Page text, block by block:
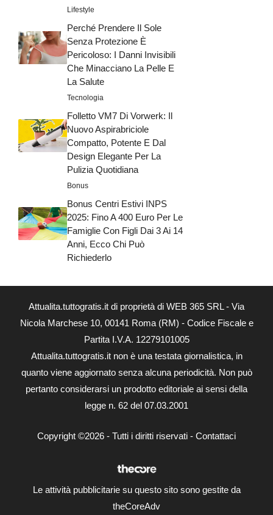
Lifestyle
Perché Prendere Il Sole
Senza Protezione È
Pericoloso: I Danni Invisibili
Che Minacciano La Pelle E
La Salute
Tecnologia
Folletto VM7 Di Vorwerk: Il
Nuovo Aspirabriciole
Compatto, Potente E Dal
Design Elegante Per La
Pulizia Quotidiana
Bonus
Bonus Centri Estivi INPS
2025: Fino A 400 Euro Per Le
Famiglie Con Figli Dai 3 Ai 14
Anni, Ecco Chi Può
Richiederlo
Attualita.tuttogratis.it di proprietà di WEB 365 SRL - Via
Nicola Marchese 10, 00141 Roma (RM) - Codice Fiscale e
Partita I.V.A. 12279101005
Attualita.tuttogratis.it non è una testata giornalistica, in
quanto viene aggiornato senza alcuna periodicità. Non può
pertanto considerarsi un prodotto editoriale ai sensi della
legge n. 62 del 07.03.2001
Copyright ©2026 - Tutti i diritti riservati - Contattaci
Le attività pubblicitarie su questo sito sono gestite da
theCoreAdv